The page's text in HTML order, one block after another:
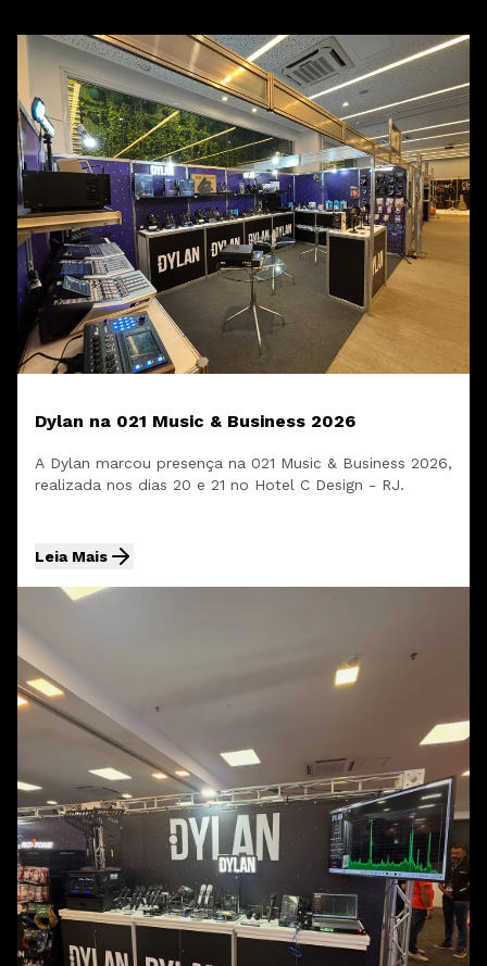
Dylan na 021 Music & Business 2026
A Dylan marcou presença na 021 Music & Business 2026,
realizada nos dias 20 e 21 no Hotel C Design - RJ.
Leia Mais